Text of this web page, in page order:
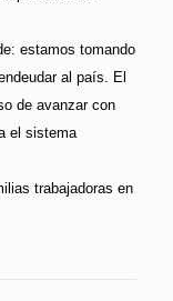
estamos tomando
al país. El
de avanzar con
el sistema
trabajadoras en